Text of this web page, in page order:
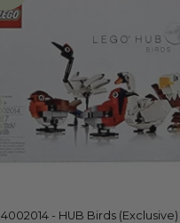
4002014 - HUB Birds (Exclusive)